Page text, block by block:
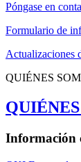
Póngase en
Formulario de
Actualizaciones
QUIÉNES
Información